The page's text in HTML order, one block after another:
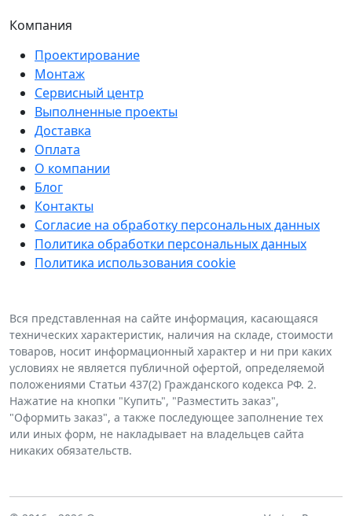
Компания
Проектирование
Монтаж
Сервисный центр
Выполненные проекты
Доставка
Оплата
О компании
Блог
Контакты
Согласие на обработку персональных данных
Политика обработки персональных данных
Политика использования cookie
Вся представленная на сайте информация, касающаяся
технических характеристик, наличия на складе, стоимости
товаров, носит информационный характер и ни при каких
условиях не является публичной офертой, определяемой
положениями Статьи 437(2) Гражданского кодекса РФ. 2.
Нажатие на кнопки "Купить", "Разместить заказ",
"Оформить заказ", а также последующее заполнение тех
или иных форм, не накладывает на владельцев сайта
никаких обязательств.